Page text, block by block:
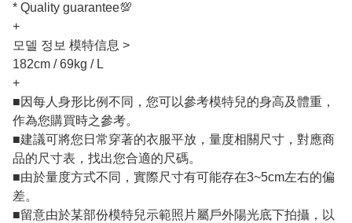
* Quality guarantee💯
+
모델 정보 模特信息 >
182cm / 69kg / L
+
■因每人身形比例不同，您可以參考模特兒的身高及體重，
作為您購買時之參考。
■建議可將您日常穿著的衣服平放，量度相關尺寸，對應商
品的尺寸表，找出您合適的尺碼。
■由於量度方式不同，實際尺寸有可能存在3~5cm左右的偏
差。
■留意由於某部份模特兒示範照片屬戶外陽光底下拍攝，以